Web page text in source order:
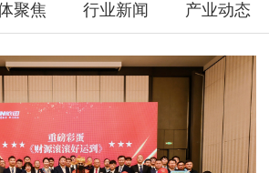
聚焦 行业新闻 产业动态